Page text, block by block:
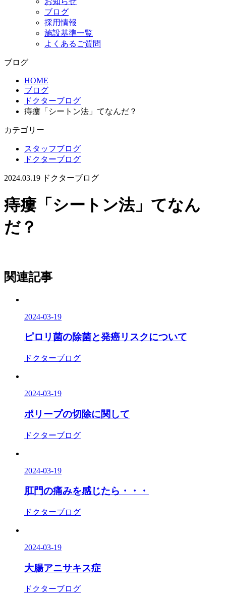
ブログ
採用情報
施設基準一覧
よくあるご質問
ブログ
HOME
ブログ
ドクターブログ
痔瘻「シートン法」てなんだ？
カテゴリー
スタッフブログ
ドクターブログ
2024.03.19 ドクターブログ
痔瘻「シートン法」てなん
だ？
関連記事
2024-03-19
ピロリ菌の除菌と発癌リスクについて
ドクターブログ
2024-03-19
ポリープの切除に関して
ドクターブログ
2024-03-19
肛門の痛みを感じたら・・・
ドクターブログ
2024-03-19
大腸アニサキス症
ドクターブログ